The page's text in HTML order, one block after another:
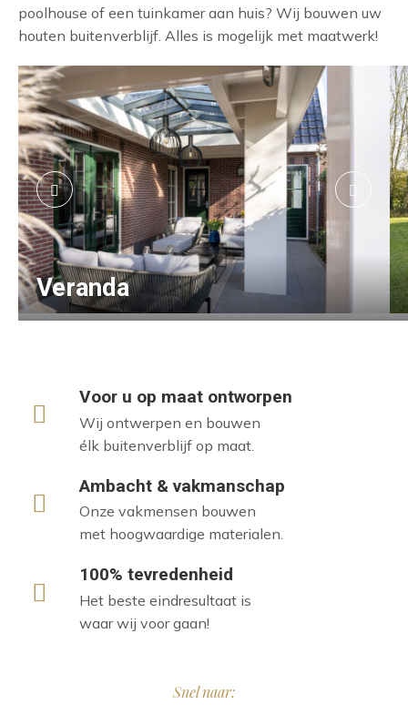
poolhouse of een tuinkamer aan huis? Wij bouwen uw
houten buitenverblijf. Alles is mogelijk met maatwerk!
Veranda
Voor u op maat ontworpen
Wij ontwerpen en bouwen
élk buitenverblijf op maat.
Ambacht & vakmanschap
Onze vakmensen bouwen
met hoogwaardige materialen.
100% tevredenheid
Het beste eindresultaat is
waar wij voor gaan!
Snel naar: